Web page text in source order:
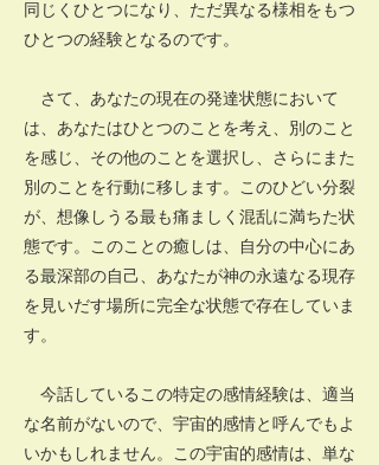
同じくひとつになり、ただ異なる様相をもつ
ひとつの経験となるのです。
さて、あなたの現在の発達状態において
は、あなたはひとつのことを考え、別のこと
を感じ、その他のことを選択し、さらにまた
別のことを行動に移します。このひどい分裂
が、想像しうる最も痛ましく混乱に満ちた状
態です。このことの癒しは、自分の中心にあ
る最深部の自己、あなたが神の永遠なる現存
を見いだす場所に完全な状態で存在していま
す。
今話しているこの特定の感情経験は、適当
な名前がないので、宇宙的感情と呼んでもよ
いかもしれません。この宇宙的感情は、単な